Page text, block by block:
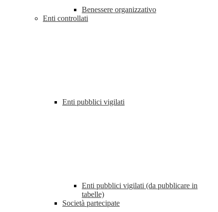
Benessere organizzativo
Enti controllati
Enti pubblici vigilati
Enti pubblici vigilati (da pubblicare in
tabelle)
Società partecipate